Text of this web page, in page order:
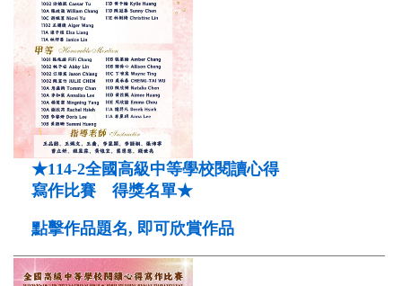
★114-2全國高級中等學校閱讀心得
寫作比賽 得獎名單★
點擊作品題名, 即可欣賞作品